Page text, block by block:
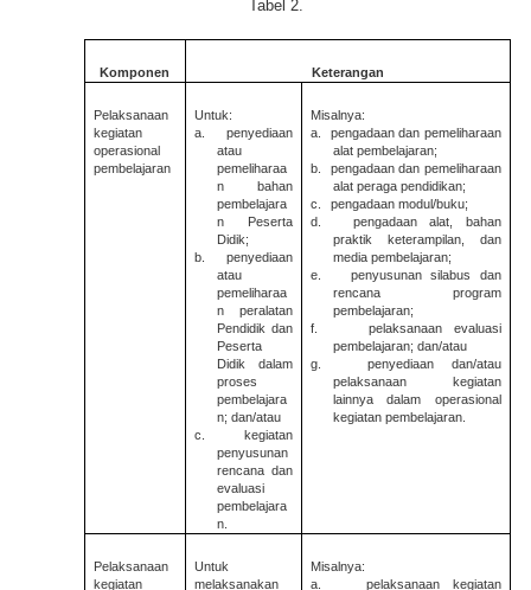
Tabel 2.
Komponen Keterangan
Pelaksanaan
kegiatan
operasional
pembelajaran
Untuk:
a.
penyediaan
atau
pemeliharaa
n bahan
pembelajara
n Peserta
Didik;
b.
penyediaan
atau
pemeliharaa
n peralatan
Pendidik dan
Peserta
Didik dalam
proses
pembelajara
n; dan/atau
c.
kegiatan
penyusunan
rencana dan
evaluasi
pembelajara
n.
Misalnya:
a.
pengadaan dan pemeliharaan
alat pembelajaran;
b.
pengadaan dan pemeliharaan
alat peraga pendidikan;
c.
pengadaan modul/buku;
d.
pengadaan alat, bahan
praktik keterampilan, dan
media pembelajaran;
e.
penyusunan silabus dan
rencana program
pembelajaran;
f.
pelaksanaan evaluasi
pembelajaran; dan/atau
g.
penyediaan dan/atau
pelaksanaan kegiatan
lainnya dalam operasional
kegiatan pembelajaran.
Pelaksanaan
kegiatan
Untuk
melaksanakan
Misalnya:
a.
pelaksanaan kegiatan